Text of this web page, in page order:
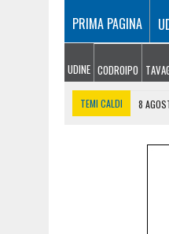
PRIMA PAGINA
UDINE CODROIPO
TEMI CALDI 8